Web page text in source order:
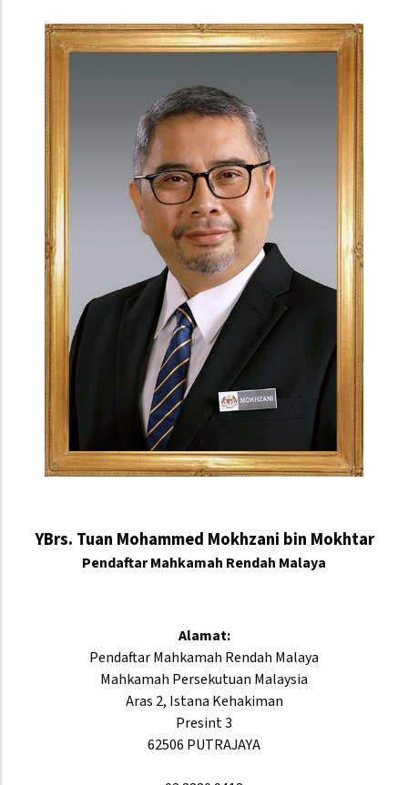
YBrs. Tuan Mohammed Mokhzani bin Mokhtar
Pendaftar Mahkamah Rendah Malaya
Alamat:
Pendaftar Mahkamah Rendah Malaya
Mahkamah Persekutuan Malaysia
Aras 2, Istana Kehakiman
Presint 3
62506 PUTRAJAYA